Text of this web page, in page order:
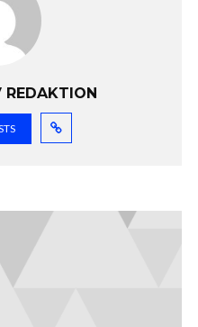
REDAKTION